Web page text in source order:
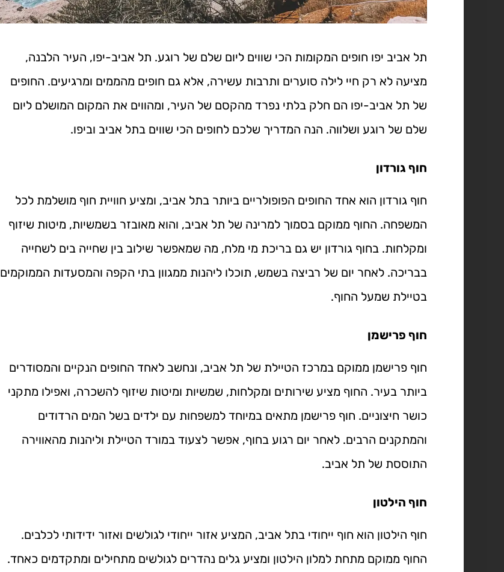
תל אביב יפו חופים המקומות הכי שווים ליום שלם של רוגע. תל אביב-יפו, העיר הלבנה,
מציעה לא רק חיי לילה סוערים ותרבות עשירה, אלא גם חופים מהממים ומרגיעים. החופים
של תל אביב-יפו הם חלק בלתי נפרד מהקסם של העיר, ומהווים את המקום המושלם ליום
שלם של רוגע ושלווה. הנה המדריך שלכם לחופים הכי שווים בתל אביב וביפו.
חוף גורדון
חוף גורדון הוא אחד החופים הפופולריים ביותר בתל אביב, ומציע חוויית חוף מושלמת לכל
המשפחה. החוף ממוקם בסמוך למרינה של תל אביב, והוא מאובזר בשמשיות, מיטות שיזוף
ומקלחות. בחוף גורדון יש גם בריכת מי מלח, מה שמאפשר שילוב בין שחייה בים לשחייה
בבריכה. לאחר יום של רביצה בשמש, תוכלו ליהנות ממגוון בתי הקפה והמסעדות הממוקמים
בטיילת שמעל החוף.
חוף פרישמן
חוף פרישמן ממוקם במרכז הטיילת של תל אביב, ונחשב לאחד החופים הנקיים והמסודרים
ביותר בעיר. החוף מציע שירותים ומקלחות, שמשיות ומיטות שיזוף להשכרה, ואפילו מתקני
כושר חיצוניים. חוף פרישמן מתאים במיוחד למשפחות עם ילדים בשל המים הרדודים
והמתקנים הרבים. לאחר יום רגוע בחוף, אפשר לצעוד במורד הטיילת וליהנות מהאווירה
התוססת של תל אביב.
חוף הילטון
חוף הילטון הוא חוף ייחודי בתל אביב, המציע אזור ייחודי לגולשים ואזור ידידותי לכלבים.
החוף ממוקם מתחת למלון הילטון ומציע גלים נהדרים לגולשים מתחילים ומתקדמים כאחד.